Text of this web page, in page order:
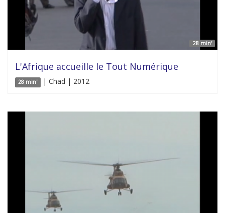
28 min'
L'Afrique accueille le Tout Numérique
28 min' | Chad | 2012